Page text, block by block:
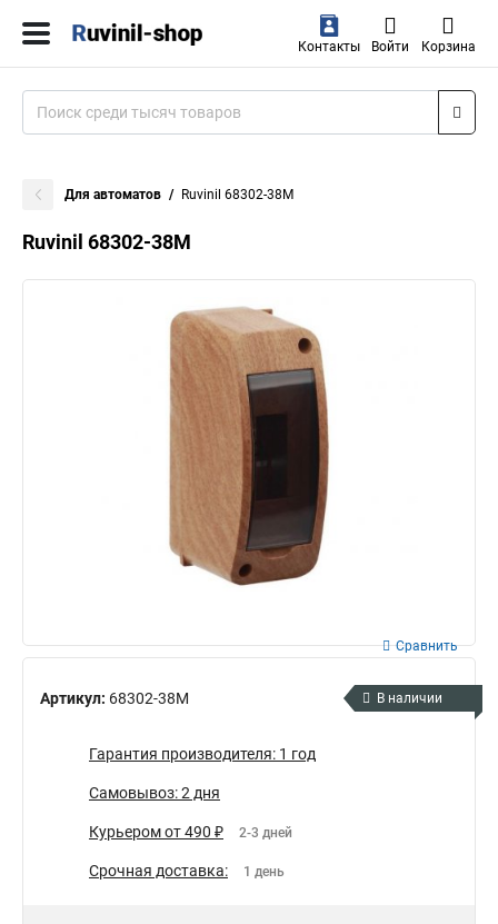
Контакты Войти Корзина
Для автоматов Ruvinil 68302-38М
Ruvinil 68302-38М
Артикул: 68302-38М
Сравнить
В наличии
Гарантия производителя: 1 год
Самовывоз: 2 дня
Курьером от 490 ₽ 2-3 дней
Срочная доставка: 1 день